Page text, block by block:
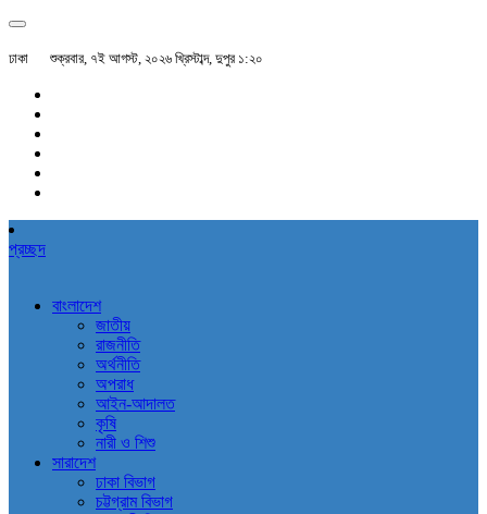
ঢাকা শুক্রবার, ৭ই আগস্ট, ২০২৬ খ্রিস্টাব্দ, দুপুর ১:২০
প্রচ্ছদ
বাংলাদেশ
জাতীয়
রাজনীতি
অর্থনীতি
অপরাধ
আইন-আদালত
কৃষি
নারী ও শিশু
সারাদেশ
ঢাকা বিভাগ
চট্টগ্রাম বিভাগ